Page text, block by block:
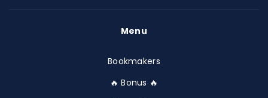
Menu
Bookmakers
🔥 Bonus 🔥